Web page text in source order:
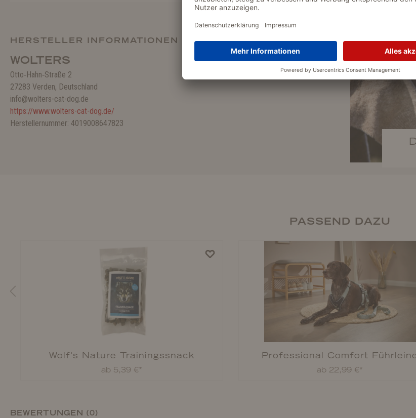
HERSTELLER INFORMATIONEN
WOLTERS
Otto‑Hahn‑Straße 2
27283 Verden, Deutschland
info@wolters-cat-dog.de
https://www.wolters-cat-dog.de/
Herstellernummer: 4019008647823
PASSEND DAZU
Wolf's Nature Trainingssnack
ab 5,39 €*
Professional Comfort
ab 22,99 €*
BEWERTUNGEN (0)